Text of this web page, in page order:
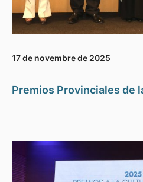
17 de novembre de 2025
Premios Provinciales de